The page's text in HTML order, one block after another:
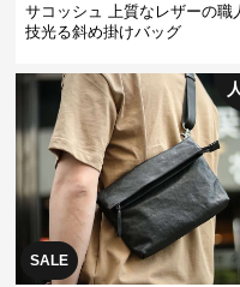
サコッシュ 上質なレザーの職
技光る斜め掛けバッグ
SALE